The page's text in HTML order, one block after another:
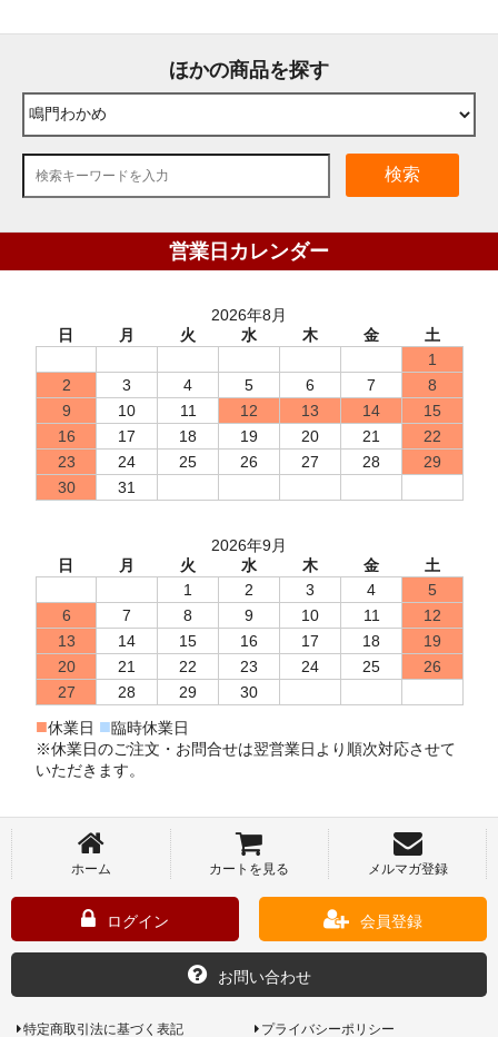
ほかの商品を探す
検索
営業日カレンダー
2026年8月
日
月 火 水 木 金
土
1
2
3 4 5 6 7
8
9
10 11 12 13 14
15
16
17 18 19 20 21
22
23
24 25 26 27 28
29
30
31
2026年9月
日
月 火 水 木 金
土
1
2 3 4
5
6
7 8 9 10 11
12
13
14 15 16 17 18
19
20
21 22 23 24 25
26
27
28 29 30
■休業日 ■臨時休業日
※休業日のご注文・お問合せは翌営業日より順次対応させて
いただきます。
ホーム カートを見る メルマガ登録
ログイン 会員登録
お問い合わせ
特定商取引法に基づく表記 プライバシーポリシー